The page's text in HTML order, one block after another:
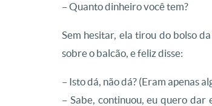
– Quanto dinheiro você tem?
Sem hesitar, ela tirou do bolso
sobre o balcão, e feliz disse:
– Isto dá, não dá? (Eram apenas
– Sabe, continuou, eu quero dar